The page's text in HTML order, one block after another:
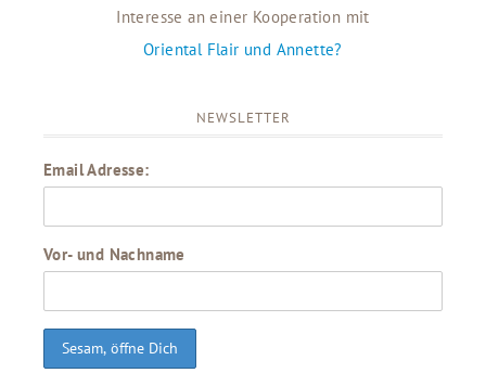
Interesse an einer Kooperation mit
Oriental Flair und Annette?
NEWSLETTER
Email Adresse:
Vor- und Nachname